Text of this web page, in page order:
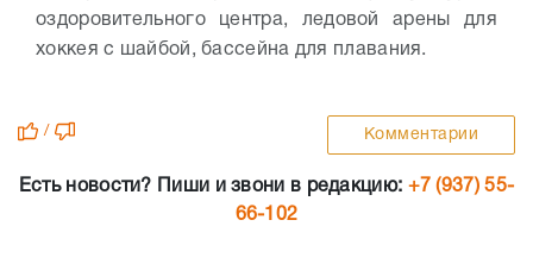
оздоровительного центра, ледовой арены для
хоккея с шайбой, бассейна для плавания.
/ Комментарии
Есть новости? Пиши и звони в редакцию: +7 (937) 55-
66-102